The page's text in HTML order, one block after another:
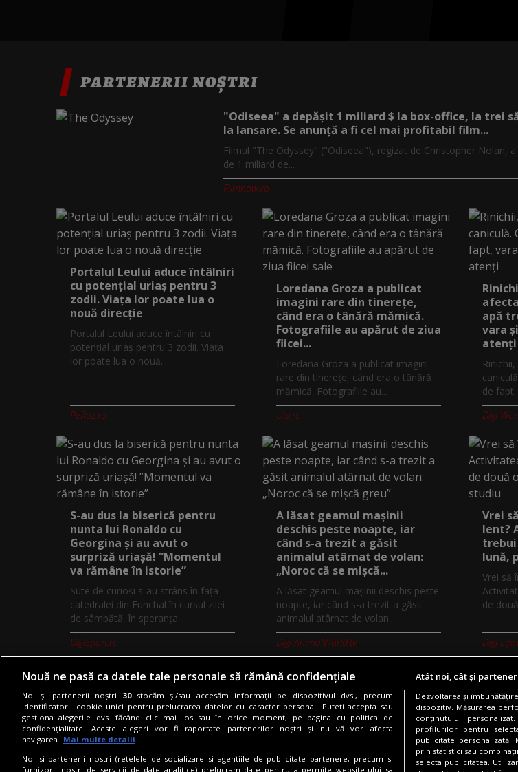
PARTENERII NOȘTRI
"Odiseea" a depășit 1 miliard $ la box-office, la trei
la lansare. Se anunță a fi cel mai profitabil film...
Filmul "The Odyssey" ("Odiseea"), regizat de Christopher Nolan,
de 1 miliard de...
Filmnow.ro
Portalul Leului aduce întâlniri
cu potențial uriaș pentru 3
zodii. Viața lor poate lua o
nouă direcție
Portalul Leului aduce întâlniri cu
potențial uriaș pentru 3 zodii. Viața
lor poate lua o nouă...
PeRoz.ro
Loredana Groza a publicat
imagini rare din tinerețe,
când era o tânără mămică.
Fotografiile au apărut de ziua
fiicei...
Loredana Groza a publicat imagini
rare din tinerețe, când era o tânără
mămică. Fotografiile au...
Utv.ro
apă
vara
atenți
de fapt,
Digi-
S-au dus la biserică pentru
nunta lui Ronaldo cu
Georgina și au avut o
surpriză uriașă! ”Momentul
va rămâne în istorie”
Sute de curioși s-au strâns în fața
catedralei din Funchal în cursul zilei
de sâmbătă, în speranța...
DigiSport.ro
A lăsat geamul mașinii
deschis peste noapte, iar
când s-a trezit a găsit
animalul atârnat de volan:
„Noroc că se mișcă...
A lăsat geamul mașinii deschis peste
noapte, iar când s-a trezit a găsit
animalul atârnat de volan...
Digi-AnimalWorld.tv
Vrei
lent?
trebui
lună,
Vrei să
de
Digi-
Copyright © 2026 / DIGI
Termeni si conditii Politica de confidentialitate Gestionați preferințele
Nouă ne pasă ca datele tale personale să rămână confidențiale
Noi și partenerii noștri 30stocăm și/sau accesăm informații pe dispozitivul dvs., precum
identificatorii cookie unici pentru prelucrarea datelor cu caracter personal. Puteți accepta sau
gestiona alegerile dvs. făcând clic mai jos sau în orice moment, pe pagina cu politica de
confidențialitate. Aceste alegeri vor fi raportate partenerilor noștri și nu vă vor afecta
navigarea. Mai multe detalii
Noi si partenerii nostri (retelele de socializare si agentiile de publicitate partenere, precum si
furnizorii nostri de servicii de date analitice) prelucram date pentru a permite website-ului sa
Atât noi, cât și
Dezvoltarea și
dispozitiv. Măsurarea
conținutului
profilurilor pentru
publicitate
prin statistici sau
selecta publicitatea.